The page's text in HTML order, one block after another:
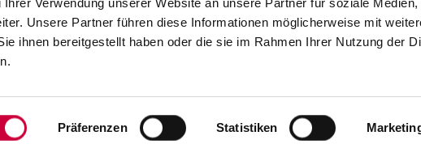
Ihrer Verwendung unserer Website an unsere Partner für soziale Medien,
Unsere Partner führen diese Informationen möglicherweise mit
ihnen bereitgestellt haben oder die sie im Rahmen Ihrer Nutzung der
Präferenzen Statistiken
Sportförderung
Formulare/Downloads
RSS-Feeds
16-18 · 25524 Itzehoe · Telefon: 04821/69-0 · Fax: 04821/699-356 · E-Mail:
Datenschutz·Impressum Hinweisgeberschutzgesetz